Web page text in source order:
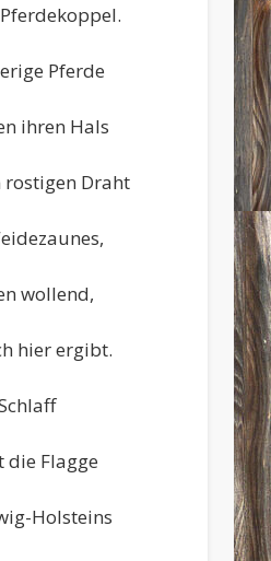
Pferde
ihren Hals
rostigen Draht
wollend,
hier ergibt.
die Flagge
Holsteins